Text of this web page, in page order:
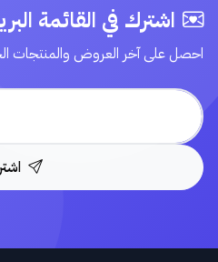
اشترك في القائمة
احصل على آخر العروض والمنتجات